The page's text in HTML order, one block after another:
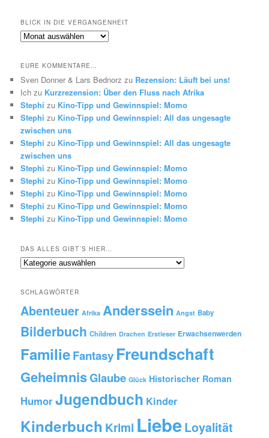
BLICK IN DIE VERGANGENHEIT
Blick
Vergangenheit
EURE KOMMENTARE…
Sven Donner & Lars Bednorz zu Rezension: Läuft bei uns!
Ich zu Kurzrezension: Über den Fluss nach Afrika
Stephi zu Kino-Tipp und Gewinnspiel: Momo
Stephi zu Kino-Tipp und Gewinnspiel: All das ungesagte
zwischen uns
Stephi zu Kino-Tipp und Gewinnspiel: All das ungesagte
zwischen uns
Stephi zu Kino-Tipp und Gewinnspiel: Momo
Stephi zu Kino-Tipp und Gewinnspiel: Momo
Stephi zu Kino-Tipp und Gewinnspiel: Momo
Stephi zu Kino-Tipp und Gewinnspiel: Momo
Stephi zu Kino-Tipp und Gewinnspiel: Momo
DAS ALLES GIBT´S HIER…
Das
´s
hier…
SCHLAGWÖRTER
Abenteuer Afrika Anderssein Angst Baby
Bilderbuch Children Drachen Erstleser Erwachsenwerden
FamilieFantasy Freundschaft
GeheimnisGlaube Glück Historischer Roman
HumorJugendbuch Kinder
Kinderbuch Krimi LiebeLoyalität